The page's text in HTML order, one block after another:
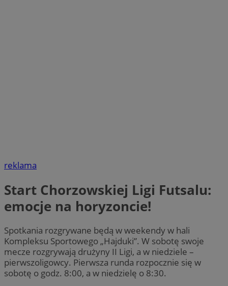
reklama
Start Chorzowskiej Ligi Futsalu:
emocje na horyzoncie!
Spotkania rozgrywane będą w weekendy w hali
Kompleksu Sportowego „Hajduki”. W sobotę swoje
mecze rozgrywają drużyny II Ligi, a w niedziele –
pierwszoligowcy. Pierwsza runda rozpocznie się w
sobotę o godz. 8:00, a w niedzielę o 8:30.